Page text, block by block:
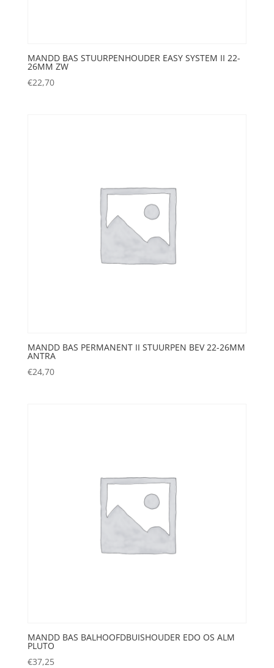
MANDD BAS STUURPENHOUDER EASY SYSTEM II 22-
26MM ZW
€22,70
MANDD BAS PERMANENT II STUURPEN BEV 22-26MM
ANTRA
€24,70
MANDD BAS BALHOOFDBUISHOUDER EDO OS ALM
PLUTO
€37,25